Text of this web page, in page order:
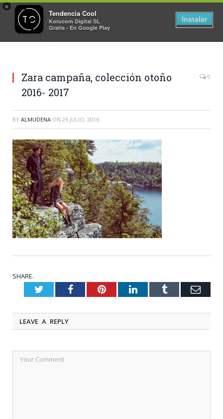
×
Tendencia Cool
Korucom Digital SL
Gratis - En Google Play
Instalar
Zara campaña, colección otoño
2016- 2017
0
BY ALMUDENA ON 26 JULIO, 2016
SHARE.
TwitterFacebookPinterestLinkedInTumblr
LEAVE A REPLY